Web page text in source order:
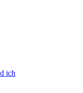
ich